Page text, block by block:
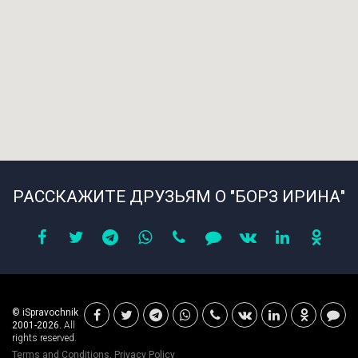
РАССКАЖИТЕ ДРУЗЬЯМ О "БОРЗ ИРИНА"
© iSpravochnik
2001-2026. All
rights reserved.
Terms and Conditions, Privacy Policy